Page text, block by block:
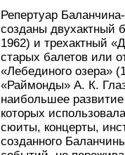
Репертуар
созданы двухактный
1962) и трехактный
старых балетов или
«Лебединого озера»
«Раймонды» А. К.
наибольшее
которых
сюиты, концерты,
созданного